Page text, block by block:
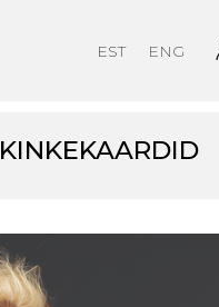
EST ENG
KINKEKAARDID